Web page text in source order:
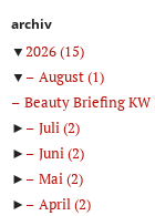
archiv
▼2026(15)
▼
August(1)
Beauty Briefing
►
Juli(2)
►
Juni(2)
►
Mai(2)
►
April(2)